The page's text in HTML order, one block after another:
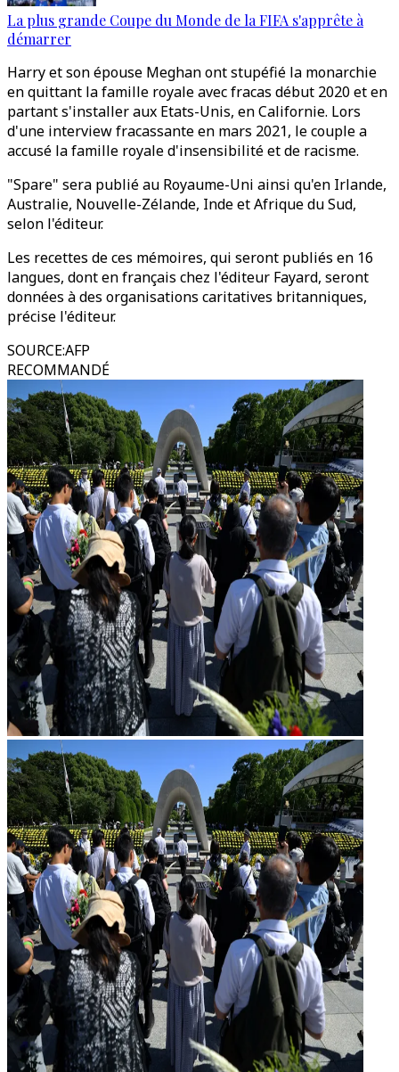
La plus grande Coupe du Monde de la FIFA s'apprête à
démarrer
Harry et son épouse Meghan ont stupéfié la monarchie
en quittant la famille royale avec fracas début 2020 et en
partant s'installer aux Etats-Unis, en Californie. Lors
d'une interview fracassante en mars 2021, le couple a
accusé la famille royale d'insensibilité et de racisme.
"Spare" sera publié au Royaume-Uni ainsi qu'en Irlande,
Australie, Nouvelle-Zélande, Inde et Afrique du Sud,
selon l'éditeur.
Les recettes de ces mémoires, qui seront publiés en 16
langues, dont en français chez l'éditeur Fayard, seront
données à des organisations caritatives britanniques,
précise l'éditeur.
SOURCE:AFP
RECOMMANDÉ